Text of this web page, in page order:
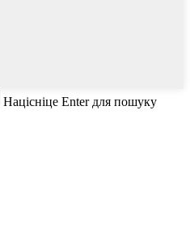
Націсніце Enter для пошуку